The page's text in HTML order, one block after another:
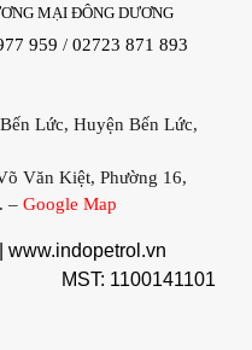
MẠI ĐÔNG DƯƠNG
959 / 02723 871 893
Lức, Huyện Bến Lức,
Văn Kiệt, Phường 16,
– Google Map
www.indopetrol.vn
MST: 1100141101